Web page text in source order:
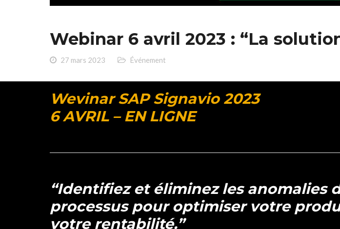
Webinar 6 avril 2023 : “La
27 mars 2023 Événement
Wevinar SAP Signavio 2023
6 AVRIL – EN LIGNE
“Identifiez et éliminez les anomalies
processus pour optimiser votre
votre rentabilité.”